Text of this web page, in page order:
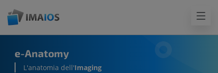
e-Anatomy
L'anatomia dell'Imaging